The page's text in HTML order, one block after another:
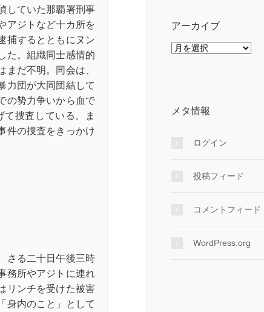
していた那覇署刑事
アジトなど十カ所を
捕するとともにヌン
た。組織同士感情的
だ不明。同会は、
力団が大同団結して
の㔟力争いから血で
捜査している。ま
件の捜査をきっかけ
さる二十日午後三時
務所やアジトに連れ
リンチを受けた被害
身内のこと」として
アーカイブ
ア
メタ情報
ログイン
投稿フィード
コメントフィード
WordPress.org